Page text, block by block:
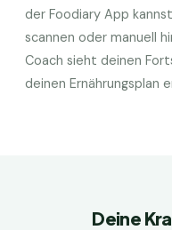
der Foodiary App
scannen oder manuell
Coach sieht deinen
deinen Ernährungsplan
Deine